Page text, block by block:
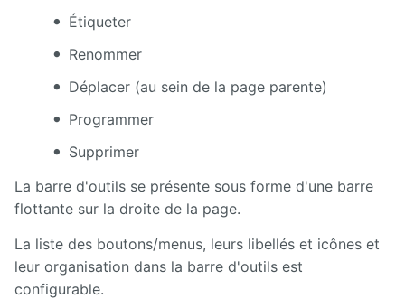
News
Nextcloud
Pages
Page
Proxied
Content
Étiqueter
Renommer
Déplacer (au sein de la page parente)
Programmer
Supprimer
La barre d'outils se présente sous forme d'une barre
flottante sur la droite de la page.
La liste des boutons/menus, leurs libellés et icônes et
leur organisation dans la barre d'outils est
configurable.